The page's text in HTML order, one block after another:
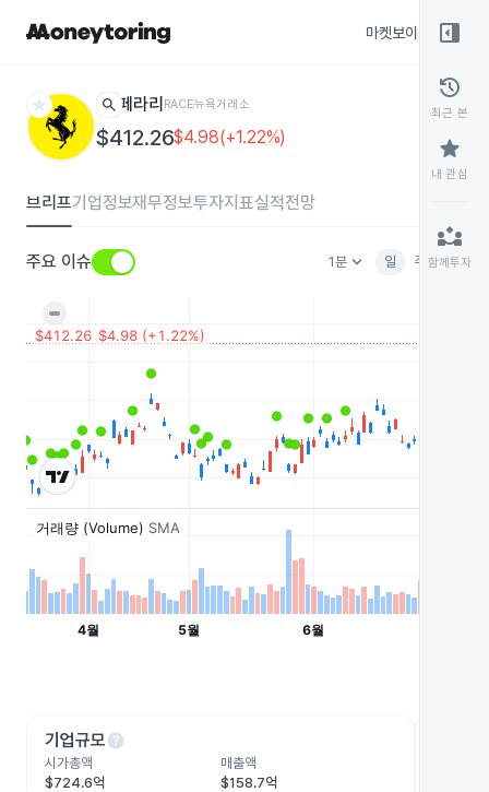
마켓보이스
star search 페라리 RACE뉴욕거래소
$412.26$4.98(+1.22%)
브리프기업정보재무정보투자지표실적전망
주요 이슈 1분keyboard_arrow_down 일 주 월
기업규모help
시가총액
$724.6억
매출액
$158.7억
right_panel_open
history
최근 본
star
내 관심
partner_exchange
함께투자